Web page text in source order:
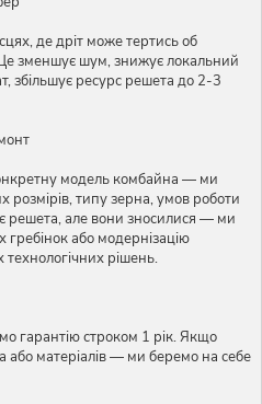
де дріт може тертись об
зменшує шум, знижує локальний
збільшує ресурс решета до 2-3
модель комбайна — ми
розмірів, типу зерна, умов роботи
решета, але вони зносилися — ми
або модернізацію
рішень.
гарантію строком 1 рік. Якщо
або матеріалів — ми беремо на себе